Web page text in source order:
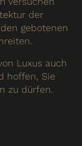
der
gebotenen
Luxus auch
hoffen, Sie
zu dürfen.